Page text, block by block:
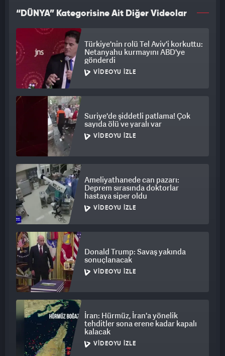
“DÜNYA” Kategorisine Ait Diğer Videolar
Türkiye'nin rolü Tel Aviv'i korkuttu:
Netanyahu kurmayını ABD'ye
gönderdi
VIDEOYU İZLE
Suriye'de şiddetli patlama! Çok
sayıda ölü ve yaralı var
VIDEOYU İZLE
Ameliyathanede can pazarı:
Deprem sırasında doktorlar
hastaya siper oldu
VIDEOYU İZLE
Donald Trump: Savaş yakında
sonuçlanacak
VIDEOYU İZLE
İran: Hürmüz, İran'a yönelik
tehditler sona erene kadar kapalı
kalacak
VIDEOYU İZLE